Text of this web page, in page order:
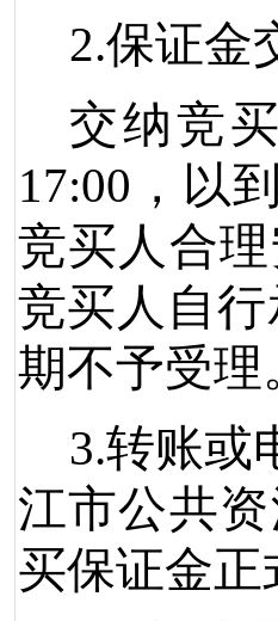
2.保证金
交纳竞
17:00 ，以
竞买人合
竞买人自行
期不予受理
3.转账或
江市公共
买保证金正